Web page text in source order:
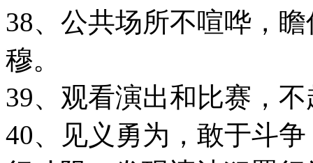
38、公共场所不喧哗，
穆。
39、观看演出和比赛，
40、见义勇为，敢于斗